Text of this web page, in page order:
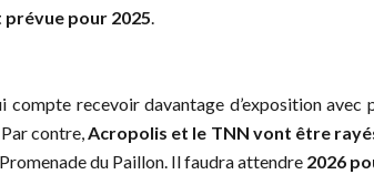
pour 2025.
recevoir davantage d’exposition
Par contre,Acropolis et le TNN vont être
du Paillon. Il faudra attendre 2026